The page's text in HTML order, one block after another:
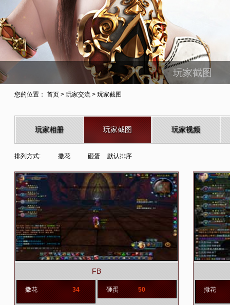
玩家截图
您的位置： 首页 > 玩家交流 > 玩家截图
玩家相册 玩家截图 玩家视频
排列方式: 撒花 砸蛋 默认排序
FB
撒花 34 砸蛋 50 撒花